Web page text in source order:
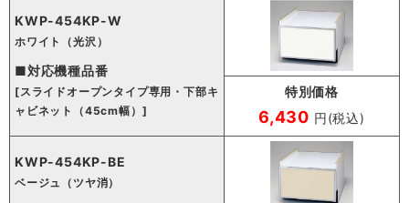
KWP-454KP-W
ホワイト（光沢）
■対応機種品番
[スライドオープンタイプ専用・下部キ
ャビネット（45cm幅）]
特別価格
6,430 円(税込)
KWP-454KP-BE
ベージュ（ツヤ消）